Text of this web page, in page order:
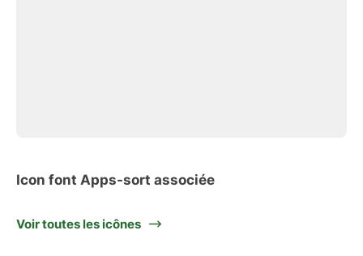
Icon font Apps-sort associée
Voir toutes les icônes